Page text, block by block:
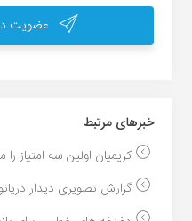
عضویت در
خبر‌های مرتبط
کریمیان اولین سه امتیاز
گزارش تصویری دیدار